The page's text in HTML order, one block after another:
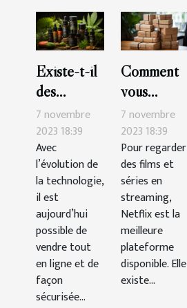
Existe-t-il
des
possibilités
de vendre
le CBD en
ligne ?
7 novembre
2023 18:39
Avec
l’évolution de
la technologie,
il est
aujourd’hui
possible de
vendre tout
en ligne et de
façon
sécurisée...
Comment
vous
abonner à
Netflix ?
7 novembre
2023 18:39
Pour regarder
des films et
séries en
streaming,
Netflix est la
meilleure
plateforme
disponible. Elle
existe...